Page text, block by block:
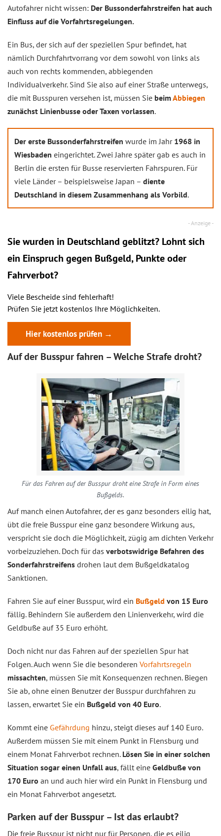
Autofahrer nicht wissen: Der Bussonderfahrstreifen hat auch
Einfluss auf die Vorfahrtsregelungen.
Ein Bus, der sich auf der speziellen Spur befindet, hat
nämlich Durchfahrtvorrang vor dem sowohl von links als
auch von rechts kommenden, abbiegenden
Individualverkehr. Sind Sie also auf einer Straße unterwegs,
die mit Busspuren versehen ist, müssen Sie beim Abbiegen
zunächst Linienbusse oder Taxen vorlassen.
Der erste Bussonderfahrstreifen wurde im Jahr 1968 in
Wiesbaden eingerichtet. Zwei Jahre später gab es auch in
Berlin die ersten für Busse reservierten Fahrspuren. Für
viele Länder – beispielsweise Japan – diente
Deutschland in diesem Zusammenhang als Vorbild.
Sie wurden in Deutschland geblitzt? Lohnt sich
ein Einspruch gegen Bußgeld, Punkte oder
Fahrverbot?
Viele Bescheide sind fehlerhaft!
Prüfen Sie jetzt kostenlos Ihre Möglichkeiten.
Hier kostenlos prüfen →
Auf der Busspur fahren – Welche Strafe droht?
Für das Fahren auf der Busspur droht eine Strafe in Form eines
Bußgelds.
Auf manch einen Autofahrer, der es ganz besonders eilig hat,
übt die freie Busspur eine ganz besondere Wirkung aus,
verspricht sie doch die Möglichkeit, zügig am dichten Verkehr
vorbeizuziehen. Doch für das verbotswidrige Befahren des
Sonderfahrstreifens drohen laut dem Bußgeldkatalog
Sanktionen.
Fahren Sie auf einer Busspur, wird ein Bußgeld von 15 Euro
fällig. Behindern Sie außerdem den Linienverkehr, wird die
Geldbuße auf 35 Euro erhöht.
Doch nicht nur das Fahren auf der speziellen Spur hat
Folgen. Auch wenn Sie die besonderen Vorfahrtsregeln
missachten, müssen Sie mit Konsequenzen rechnen. Biegen
Sie ab, ohne einen Benutzer der Busspur durchfahren zu
lassen, erwartet Sie ein Bußgeld von 40 Euro.
Kommt eine Gefährdung hinzu, steigt dieses auf 140 Euro.
Außerdem müssen Sie mit einem Punkt in Flensburg und
einem Monat Fahrverbot rechnen. Lösen Sie in einer solchen
Situation sogar einen Unfall aus, fällt eine Geldbuße von
170 Euro an und auch hier wird ein Punkt in Flensburg und
ein Monat Fahrverbot angesetzt.
Parken auf der Busspur – Ist das erlaubt?
Die freie Busspur ist nicht nur für Personen, die es eilig